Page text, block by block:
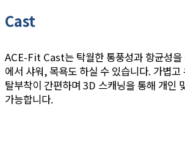
Cast
ACE-Fit Cast는 탁월한 통풍성과 항균성을
에서 샤워, 목욕도 하실 수 있습니다. 가볍
탈부착이 간편하며 3D 스캐닝을 통해 개인
가능합니다.